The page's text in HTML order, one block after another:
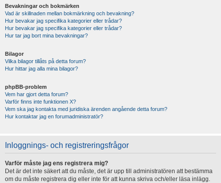
Bevakningar och bokmärken
Vad är skillnaden mellan bokmärkning och bevakning?
Hur bevakar jag specifika kategorier eller trådar?
Hur bevakar jag specifika kategorier eller trådar?
Hur tar jag bort mina bevakningar?
Bilagor
Vilka bilagor tillåts på detta forum?
Hur hittar jag alla mina bilagor?
phpBB-problem
Vem har gjort detta forum?
Varför finns inte funktionen X?
Vem ska jag kontakta med juridiska ärenden angående detta forum?
Hur kontaktar jag en forumadministratör?
Inloggnings- och registreringsfrågor
Varför måste jag ens registrera mig?
Det är det inte säkert att du måste, det är upp till administratören att bestämma
om du måste registrera dig eller inte för att kunna skriva och/eller läsa inlägg.